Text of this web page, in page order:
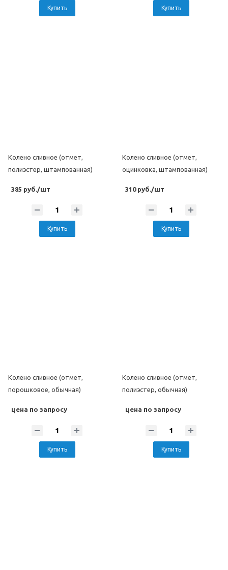
Купить Купить
Колено сливное (отмет,
полиэстер, штампованная)
385 руб./шт
Купить
Колено сливное (отмет,
оцинковка, штампованная)
310 руб./шт
Купить
Колено сливное (отмет,
порошковое, обычная)
цена по запросу
Купить
Колено сливное (отмет,
полиэстер, обычная)
цена по запросу
Купить